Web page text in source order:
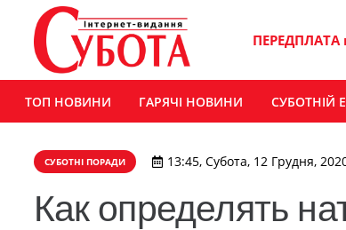
ПЕРЕДПЛАТА
ТОП НОВИНИ ГАРЯЧІ НОВИНИ СУБОТНІЙ
СУБОТНІ ПОРАДИ 13:45, Субота, 12 Грудня,
Как определять